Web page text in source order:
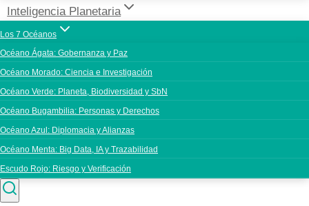
Inteligencia Planetaria
Los 7 Océanos
Océano Ágata: Gobernanza y Paz
Océano Morado: Ciencia e Investigación
Océano Verde: Planeta, Biodiversidad y SbN
Océano Bugambilia: Personas y Derechos
Océano Azul: Diplomacia y Alianzas
Océano Menta: Big Data, IA y Trazabilidad
Escudo Rojo: Riesgo y Verificación